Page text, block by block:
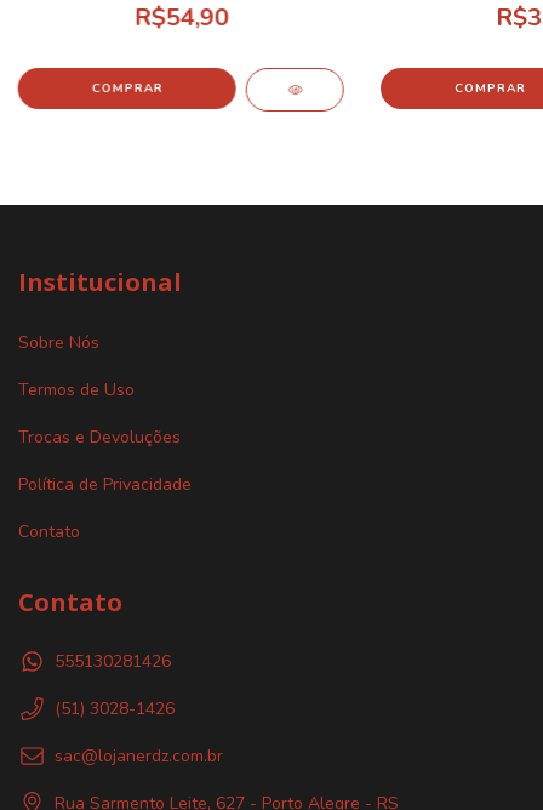
R$54,90
Institucional
Sobre Nós
Termos de Uso
Trocas e Devoluções
Política de Privacidade
Contato
Contato
555130281426
(51) 3028-1426
sac@lojanerdz.com.br
Rua Sarmento Leite, 627 - Porto Alegre - RS